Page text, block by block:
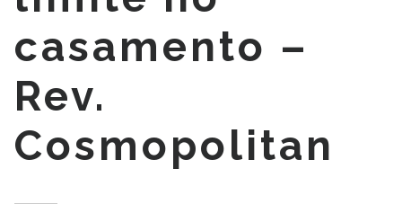
casamento –
Rev.
Cosmopolitan